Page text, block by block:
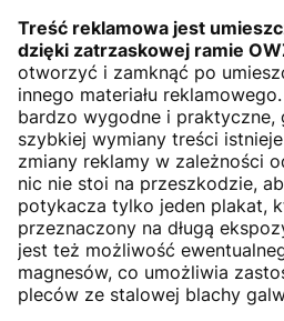
Treść reklamowa jest
dzięki zatrzaskowej ramie
otworzyć i zamknąć po
innego materiału
bardzo wygodne i
szybkiej wymiany treści
zmiany reklamy w zależności
nic nie stoi na przeszkodzie,
potykacza tylko jeden plakat,
przeznaczony na długą
jest też możliwość
magnesów, co umożliwia
pleców ze stalowej blachy